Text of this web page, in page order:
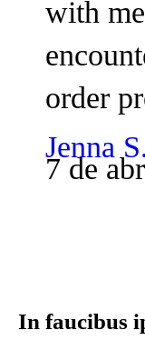
with
order
Jenna
7 de
In faucibus